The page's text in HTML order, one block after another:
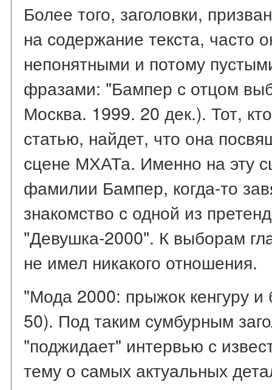
Более того, заголовки,
на содержание текста, часто
непонятными и потому
фразами: "Бампер с отцом
Москва. 1999. 20 дек.). Тот,
статью, найдет, что она
сцене МХАТа. Именно на эту
фамилии Бампер, когда-то
знакомство с одной из
"Девушка-2000". К выборам
не имел никакого отношения.
"Мода 2000: прыжок кенгуру и
50). Под таким сумбурным
"поджидает" интервью с
тему о самых актуальных